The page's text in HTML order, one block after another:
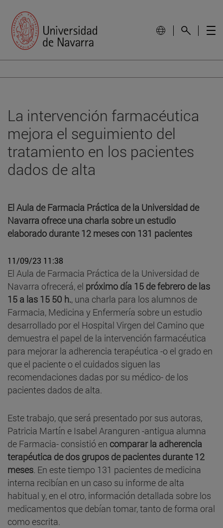
La intervención farmacéutica
mejora el seguimiento del
tratamiento en los pacientes
dados de alta
El Aula de Farmacia Práctica de la Universidad de
Navarra ofrece una charla sobre un estudio
elaborado durante 12 meses con 131 pacientes
11/09/23 11:38
El Aula de Farmacia Práctica de la Universidad de
Navarra ofrecerá, el próximo día 15 de febrero de las
15 a las 15 50 h., una charla para los alumnos de
Farmacia, Medicina y Enfermería sobre un estudio
desarrollado por el Hospital Virgen del Camino que
demuestra el papel de la intervención farmacéutica
para mejorar la adherencia terapéutica -o el grado en
que el paciente o el cuidados siguen las
recomendaciones dadas por su médico- de los
pacientes dados de alta.
Este trabajo, que será presentado por sus autoras,
Patricia Martín e Isabel Aranguren -antigua alumna
de Farmacia- consistió en comparar la adherencia
terapéutica de dos grupos de pacientes durante 12
meses. En este tiempo 131 pacientes de medicina
interna recibían en un caso su informe de alta
habitual y, en el otro, información detallada sobre los
medicamentos que debían tomar, tanto de forma oral
como escrita.